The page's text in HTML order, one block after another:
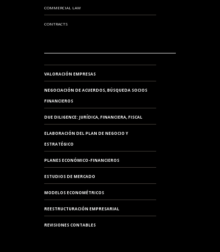
COMMERCIAL LAW
CONTRACTS
VALORACIÓN EMPRESAS
NEGOCIACIÓN DE ACUERDOS, BÚSQUEDA SOCIOS
FINANCIEROS
DUE DILIGENCE: JURÍDICA, FINANCIERA, FISCAL
ELABORACIÓN DEL PLAN DE NEGOCIO Y
ESTRATÉGICO
PLANES ECONÓMICO-FINANCIEROS
ESTUDIOS DE MERCADO
MODELOS ECONOMÉTRICOS
REESTRUCTURACIÓN EMPRESARIAL
REVISIONES CONTABLES